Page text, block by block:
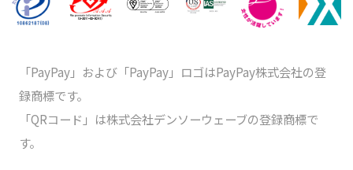
「PayPay」および「PayPay」ロゴはPayPay株式会社の登
録商標です。
「QRコード」は株式会社デンソーウェーブの登録商標で
す。